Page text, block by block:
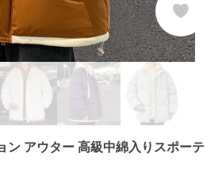
ン アウター 高級中綿入りスポーテ